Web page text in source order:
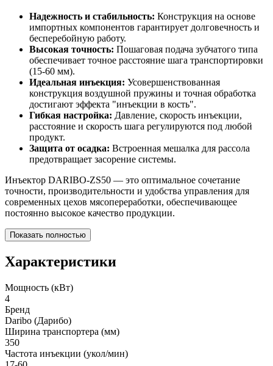
Надежность и стабильность: Конструкция на основе
импортных компонентов гарантирует долговечность и
бесперебойную работу.
Высокая точность: Пошаговая подача зубчатого типа
обеспечивает точное расстояние шага транспортировки
(15-60 мм).
Идеальная инъекция: Усовершенствованная
конструкция воздушной пружины и точная обработка
достигают эффекта "инъекции в кость".
Гибкая настройка: Давление, скорость инъекции,
расстояние и скорость шага регулируются под любой
продукт.
Защита от осадка: Встроенная мешалка для рассола
предотвращает засорение системы.
Инъектор DARIBO-ZS50 — это оптимальное сочетание
точности, производительности и удобства управления для
современных цехов мясопереработки, обеспечивающее
постоянно высокое качество продукции.
Показать полностью
Характеристики
Мощность (кВт)
4
Бренд
Daribo (Дарибо)
Ширина транспортера (мм)
350
Частота инъекции (укол/мин)